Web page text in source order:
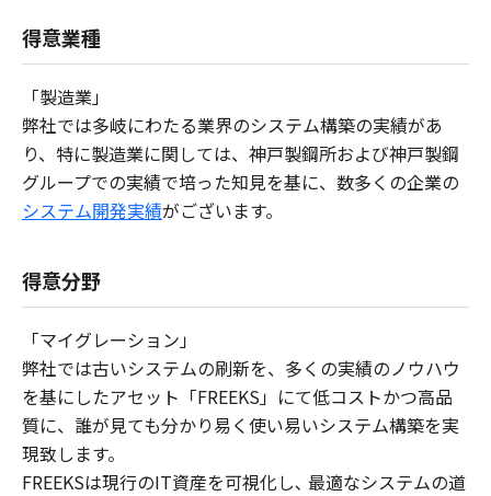
得意業種
「製造業」
弊社では多岐にわたる業界のシステム構築の実績があ
り、特に製造業に関しては、神戸製鋼所および神戸製鋼
グループでの実績で培った知見を基に、数多くの企業の
システム開発実績がございます。
得意分野
「マイグレーション」
弊社では古いシステムの刷新を、多くの実績のノウハウ
を基にしたアセット「FREEKS」にて低コストかつ高品
質に、誰が見ても分かり易く使い易いシステム構築を実
現致します。
FREEKSは現行のIT資産を可視化し､ 最適なシステムの道